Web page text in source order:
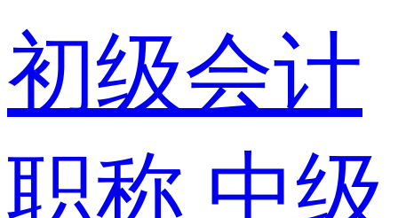
初级会计
职称 中级